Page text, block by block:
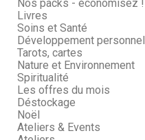
Nos packs - économisez !
Livres
Soins et Santé
Développement personnel
Tarots, cartes
Nature et Environnement
Spiritualité
Les offres du mois
Déstockage
Noël
Ateliers & Events